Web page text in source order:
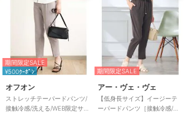
期間限定SALE
¥500ｸｰﾎﾟﾝ
オフオン
ストレッチテーパードパンツ/
接触冷感/洗える/WEB限定サイ
期間限定SALE
アー・ヴェ・ヴェ
【低身長サイズ】イージーテ
ーパードパンツ［接触冷感/速